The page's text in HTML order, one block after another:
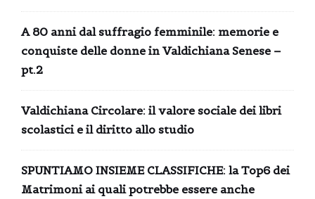
A 80 anni dal suffragio femminile: memorie e
conquiste delle donne in Valdichiana Senese –
pt.2
Valdichiana Circolare: il valore sociale dei libri
scolastici e il diritto allo studio
SPUNTIAMO INSIEME CLASSIFICHE: la Top6 dei
Matrimoni ai quali potrebbe essere anche